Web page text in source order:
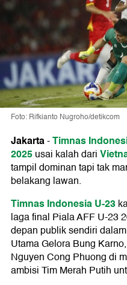
Foto: Rifkianto Nugroho/detikcom
Jakarta-Timnas
2025usai kalah dari
tampil dominan tapi tak
belakang lawan.
Timnas Indonesia U-23
laga final Piala AFF U-23
depan publik sendiri
Utama Gelora Bung
Nguyen Cong Phuong di
ambisi Tim Merah Putih